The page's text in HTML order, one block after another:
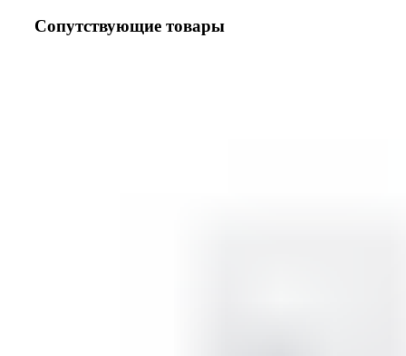
Сопутствующие товары